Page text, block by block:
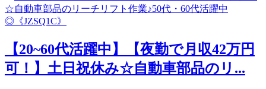
【20~60代活躍中】【夜勤で月収42万円
可！】土日祝休み☆自動車部品のリ...